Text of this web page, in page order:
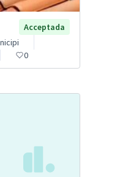
Acceptada
0